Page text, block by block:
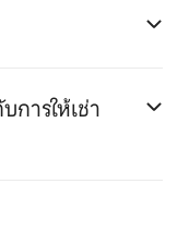
การให้เช่า